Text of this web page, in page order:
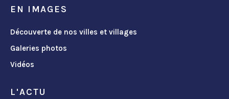
EN IMAGES
Découverte de nos villes et villages
Galeries photos
Vidéos
L'ACTU